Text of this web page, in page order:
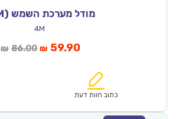
מודל מערכת השמש (4M)
4M
₪ 86.00המחיר
₪86.00.
₪ 59.90המחיר
הוא:
כתוב חוות דעת